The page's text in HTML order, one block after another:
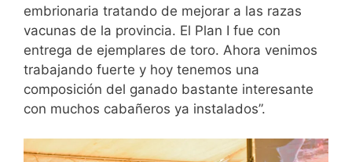
embrionaria tratando de mejorar a las razas
vacunas de la provincia. El Plan I fue con
entrega de ejemplares de toro. Ahora venimos
trabajando fuerte y hoy tenemos una
composición del ganado bastante interesante
con muchos cabañeros ya instalados”.